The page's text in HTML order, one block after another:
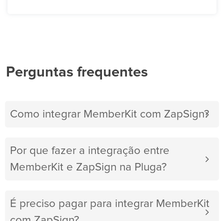
Perguntas frequentes
Como integrar MemberKit com ZapSign?
Por que fazer a integração entre
MemberKit e ZapSign na Pluga?
É preciso pagar para integrar MemberKit